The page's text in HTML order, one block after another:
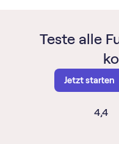
Teste alle
Jetzt starten
4,4